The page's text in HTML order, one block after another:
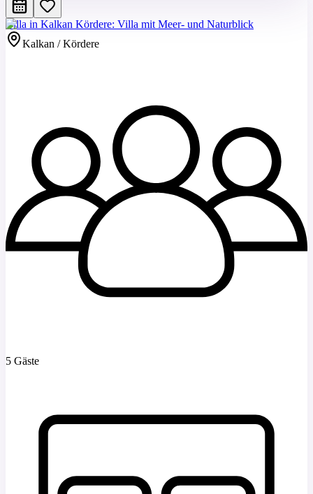
Villa in Kalkan Kördere: Villa mit Meer- und Naturblick
Kalkan / Kördere
5 Gäste